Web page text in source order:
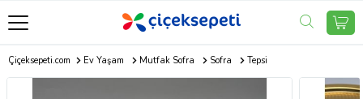
Çiçeksepeti.com Ev Yaşam Mutfak Sofra Sofra Tepsi